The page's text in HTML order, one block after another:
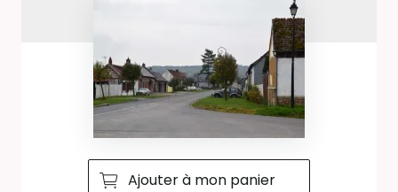
Ajouter à mon panier